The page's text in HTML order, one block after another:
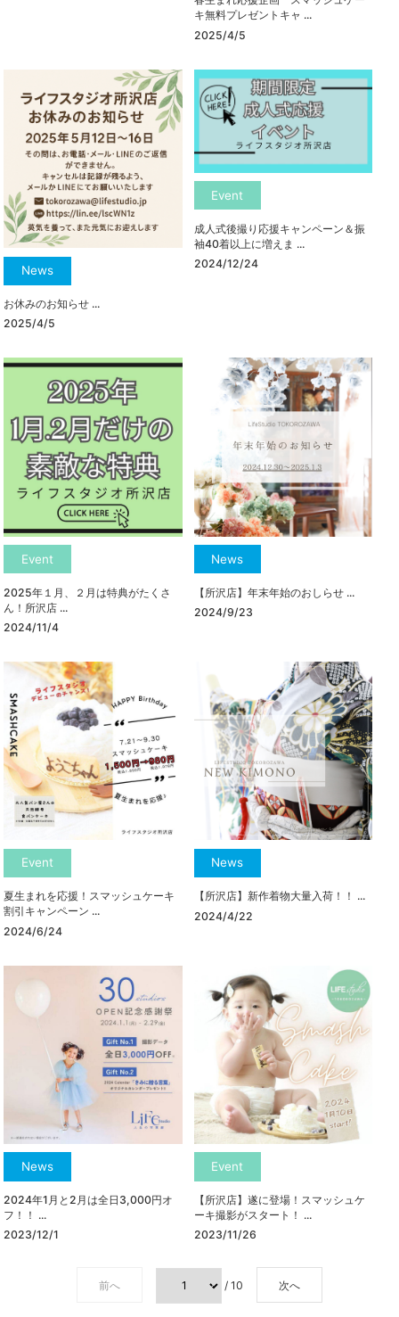
キ無料プレゼントキャ ...
2025/4/5
News
お休みのお知らせ ...
2025/4/5
Event
成人式後撮り応援キャンペーン＆振
袖40着以上に増えま ...
2024/12/24
Event
2025年１月、２月は特典がたくさ
ん！所沢店 ...
2024/11/4
News
【所沢店】年末年始のおしらせ ...
2024/9/23
Event
夏生まれを応援！スマッシュケーキ
割引キャンペーン ...
2024/6/24
News
【所沢店】新作着物大量入荷！！ ...
2024/4/22
News
2024年1月と2月は全日3,000円オ
フ！！ ...
2023/12/1
Event
【所沢店】遂に登場！スマッシュケ
ーキ撮影がスタート！ ...
2023/11/26
前へ / 10 次へ